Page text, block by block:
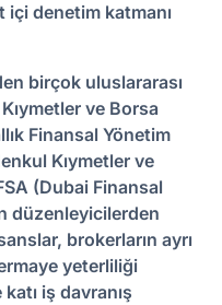
içi denetim katmanı
birçok uluslararası
ve Borsa
Finansal Yönetim
Kıymetler ve
(Dubai Finansal
düzenleyicilerden
brokerların ayrı
yeterliliği
iş davranış